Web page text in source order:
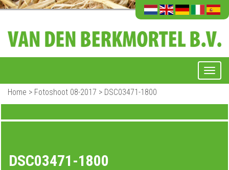
Home > Fotoshoot 08-2017 > DSC03471-1800
DSC03471-1800